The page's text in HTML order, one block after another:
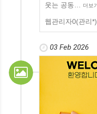
웃는 공동… 더보기
웹관리자0(관리*)
03 Feb 2026